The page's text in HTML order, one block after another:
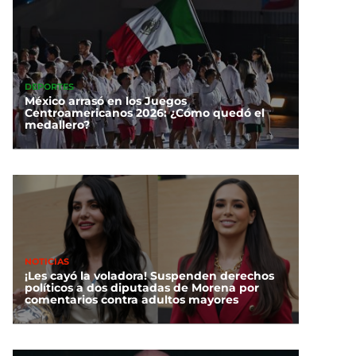
DEPORTES
México arrasó en los Juegos
Centroamericanos 2026: ¿Cómo quedó el
medallero?
NOTICIAS
¡Les cayó la voladora! Suspenden derechos
políticos a dos diputadas de Morena por
comentarios contra adultos mayores